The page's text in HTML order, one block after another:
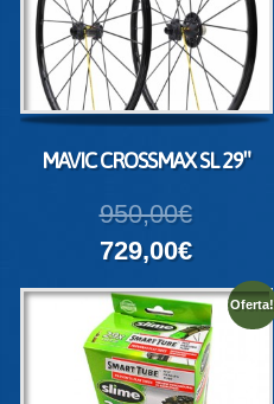
MAVIC CROSSMAX SL 29″
950,00€
729,00€
Oferta!